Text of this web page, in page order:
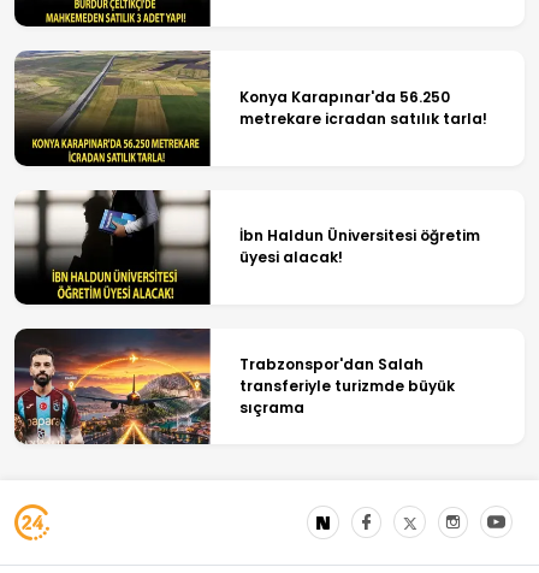
Konya Karapınar'da 56.250
metrekare icradan satılık tarla!
İbn Haldun Üniversitesi öğretim
üyesi alacak!
Trabzonspor'dan Salah
transferiyle turizmde büyük
sıçrama